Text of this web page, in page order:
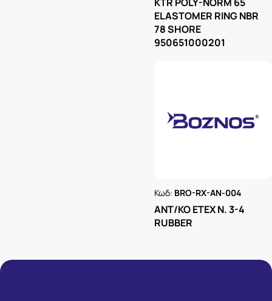
ELASTOMER RING NBR
78 SHORE
950651000201
Κωδ: BRO-RX-AN-004
ΑΝΤ/ΚΟ ΕΤΕΧ Ν. 3-4
RUBBER